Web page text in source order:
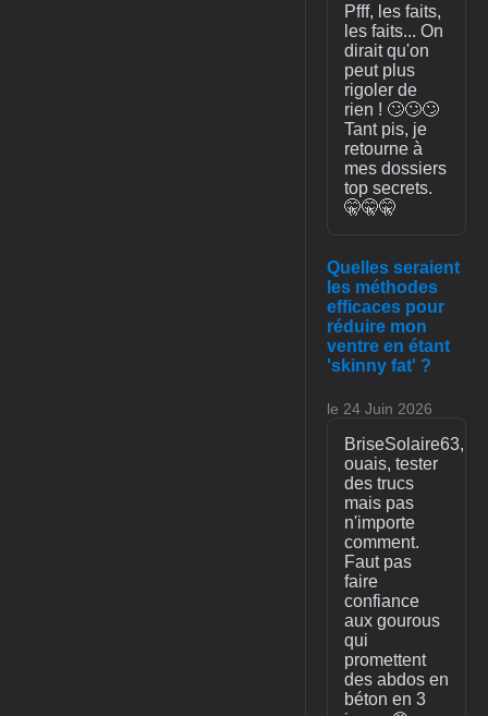
Pfff, les faits,
les faits... On
dirait qu'on
peut plus
rigoler de
rien ! 🙄🙄🙄
Tant pis, je
retourne à
mes dossiers
top secrets.
🤫🤫🤫
Quelles seraient
les méthodes
efficaces pour
réduire mon
ventre en étant
'skinny fat' ?
le 24 Juin 2026
BriseSolaire63,
ouais, tester
des trucs
mais pas
n'importe
comment.
Faut pas
faire
confiance
aux gourous
qui
promettent
des abdos en
béton en 3